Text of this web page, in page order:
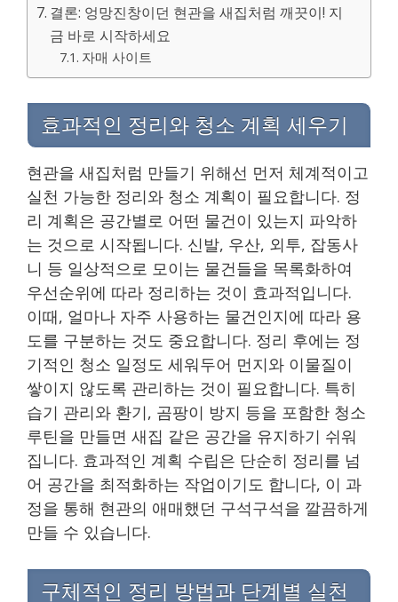
결론: 엉망진창이던 현관을 새집처럼 깨끗이! 지
금 바로 시작하세요
자매 사이트
효과적인 정리와 청소 계획 세우기
현관을 새집처럼 만들기 위해선 먼저 체계적이고
실천 가능한 정리와 청소 계획이 필요합니다. 정
리 계획은 공간별로 어떤 물건이 있는지 파악하
는 것으로 시작됩니다. 신발, 우산, 외투, 잡동사
니 등 일상적으로 모이는 물건들을 목록화하여
우선순위에 따라 정리하는 것이 효과적입니다.
이때, 얼마나 자주 사용하는 물건인지에 따라 용
도를 구분하는 것도 중요합니다. 정리 후에는 정
기적인 청소 일정도 세워두어 먼지와 이물질이
쌓이지 않도록 관리하는 것이 필요합니다. 특히
습기 관리와 환기, 곰팡이 방지 등을 포함한 청소
루틴을 만들면 새집 같은 공간을 유지하기 쉬워
집니다. 효과적인 계획 수립은 단순히 정리를 넘
어 공간을 최적화하는 작업이기도 합니다, 이 과
정을 통해 현관의 애매했던 구석구석을 깔끔하게
만들 수 있습니다.
구체적인 정리 방법과 단계별 실천